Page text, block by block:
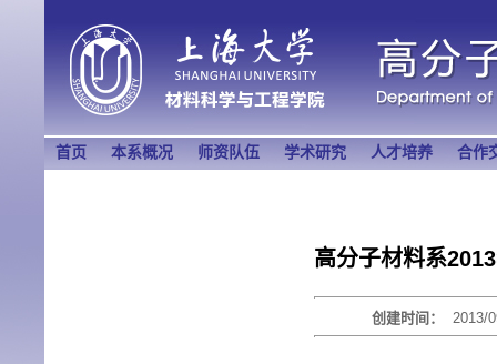
首页 本系概况 师资队伍 学术研究 人才培养 合作
高分子材料系
创建时间： 2013/